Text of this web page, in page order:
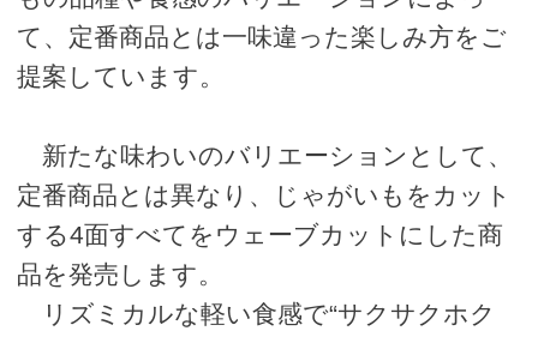
て、定番商品とは一味違った楽しみ方をご
提案しています。
新たな味わいのバリエーションとして、
定番商品とは異なり、じゃがいもをカット
する4面すべてをウェーブカットにした商
品を発売します。
リズミカルな軽い食感で“サクサクホク